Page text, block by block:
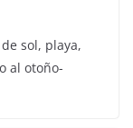
sol, playa,
al otoño-